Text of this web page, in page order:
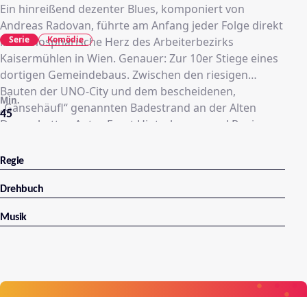
Ein hinreißend dezenter Blues, komponiert von
Andreas Radovan, führte am Anfang jeder Folge direkt
ins atmosphärische Herz des Arbeiterbezirks
Kaisermühlen in Wien. Genauer: Zur 10er Stiege eines
dortigen Gemeindebaus. Zwischen den riesigen
Bauten der UNO-City und dem bescheidenen,
„Gänsehäufl“ genannten Badestrand an der Alten
Donau hatten Autor Ernst Hinterberger und Regisseur
und nicht zu knapp originellen Bewohner ihrer neuen
gemeinsamen Serie angesiedelt.
45
Min.
Serie Komödie
Regie
Drehbuch
Musik